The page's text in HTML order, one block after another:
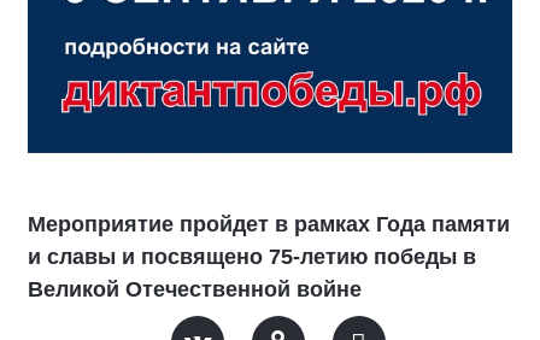
Мероприятие пройдет в рамках Года памяти
и славы и посвящено 75-летию победы в
Великой Отечественной войне